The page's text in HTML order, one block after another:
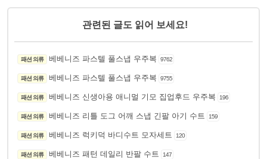
관련된 글도 읽어 보세요!
패션 의류 베베니즈 파스텔 풀스냅 우주복 9762
패션 의류 베베니즈 파스텔 풀스냅 우주복 9755
패션 의류 베베니즈 신생아용 애니멀 기모 집업후드 우주복 196
패션 의류 베베니즈 리틀 도그 어깨 스냅 긴팔 아기 수트 159
패션 의류 베베니즈 럭키덕 바디수트 모자세트 120
패션 의류 베베니즈 패턴 데일리 반팔 수트 147